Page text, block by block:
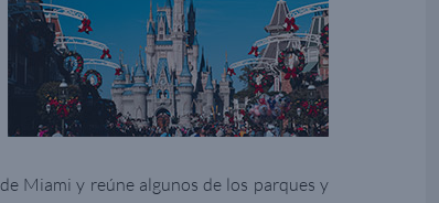
Miami y reúne algunos de los parques y